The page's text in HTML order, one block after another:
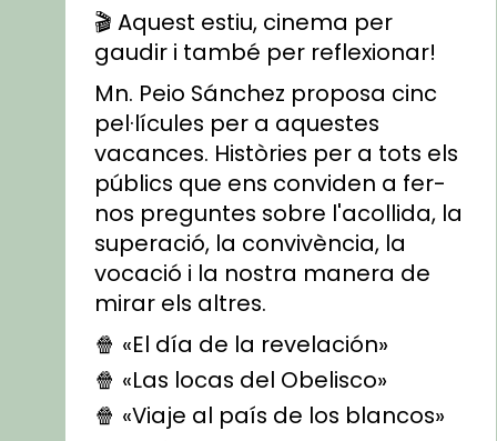
🎬 Aquest estiu, cinema per
gaudir i també per reflexionar!
Mn. Peio Sánchez proposa cinc
pel·lícules per a aquestes
vacances. Històries per a tots els
públics que ens conviden a fer-
nos preguntes sobre l'acollida, la
superació, la convivència, la
vocació i la nostra manera de
mirar els altres.
🍿 «El día de la revelación»
🍿 «Las locas del Obelisco»
🍿 «Viaje al país de los blancos»